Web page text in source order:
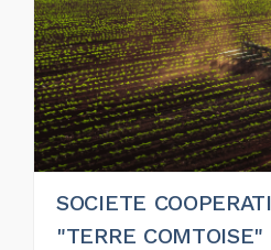
SOCIETE
"TERRE COMTOISE"